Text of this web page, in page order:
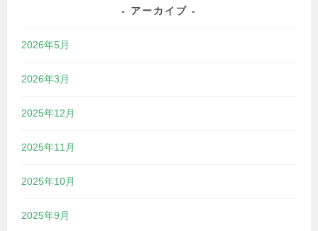
アーカイブ
2026年5月
2026年3月
2025年12月
2025年11月
2025年10月
2025年9月